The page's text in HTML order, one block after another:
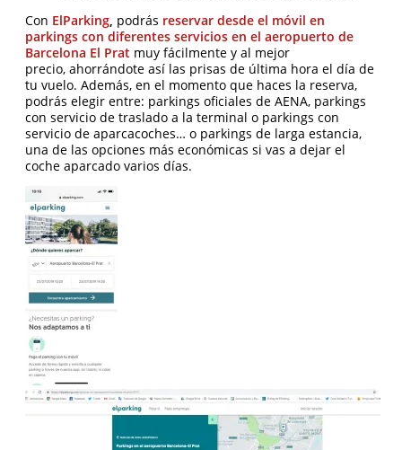
Con ElParking, podrás reservar desde el móvil en
parkings con diferentes servicios en el aeropuerto de
Barcelona El Prat muy fácilmente y al mejor
precio, ahorrándote así las prisas de última hora el día de
tu vuelo. Además, en el momento que haces la reserva,
podrás elegir entre: parkings oficiales de AENA, parkings
con servicio de traslado a la terminal o parkings con
servicio de aparcacoches… o parkings de larga estancia,
una de las opciones más económicas si vas a dejar el
coche aparcado varios días.